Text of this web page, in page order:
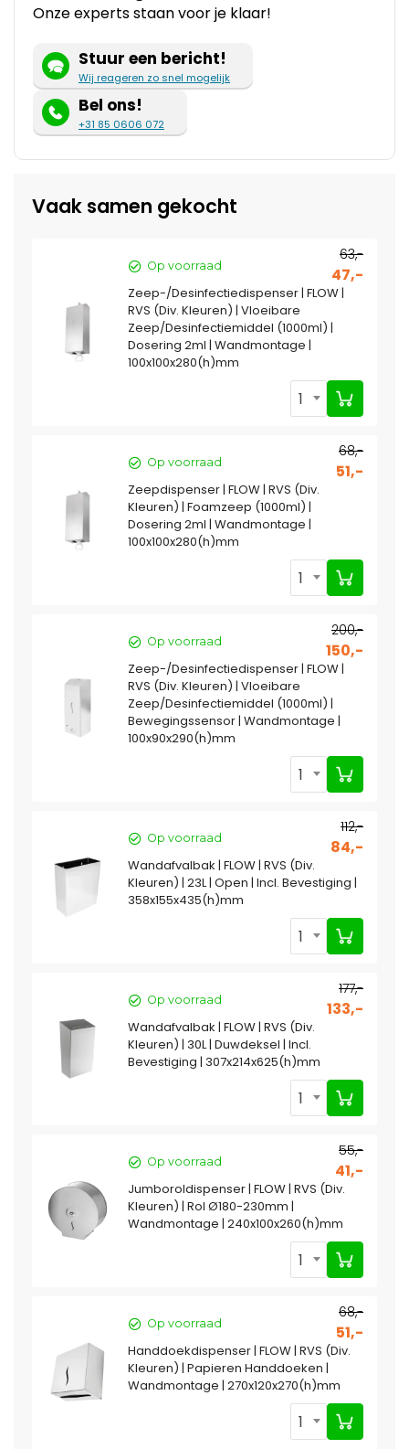
Onze experts staan voor je klaar!
Stuur een bericht!
Wij reageren zo snel mogelijk
Bel ons!
+31 85 0606 072
Vaak samen gekocht
Op voorraad
63,-
47,-
Zeep-/Desinfectiedispenser | FLOW |
RVS (Div. Kleuren) | Vloeibare
Zeep/Desinfectiemiddel (1000ml) |
Dosering 2ml | Wandmontage |
100x100x280(h)mm
1
Op voorraad
68,-
51,-
Zeepdispenser | FLOW | RVS (Div.
Kleuren) | Foamzeep (1000ml) |
Dosering 2ml | Wandmontage |
100x100x280(h)mm
1
Op voorraad
200,-
150,-
Zeep-/Desinfectiedispenser | FLOW |
RVS (Div. Kleuren) | Vloeibare
Zeep/Desinfectiemiddel (1000ml) |
Bewegingssensor | Wandmontage |
100x90x290(h)mm
1
Op voorraad
112,-
84,-
Wandafvalbak | FLOW | RVS (Div.
Kleuren) | 23L | Open | Incl. Bevestiging |
358x155x435(h)mm
1
Op voorraad
177,-
133,-
Wandafvalbak | FLOW | RVS (Div.
Kleuren) | 30L | Duwdeksel | Incl.
Bevestiging | 307x214x625(h)mm
1
Op voorraad
55,-
41,-
Jumboroldispenser | FLOW | RVS (Div.
Kleuren) | Rol Ø180-230mm |
Wandmontage | 240x100x260(h)mm
1
Op voorraad
68,-
51,-
Handdoekdispenser | FLOW | RVS (Div.
Kleuren) | Papieren Handdoeken |
Wandmontage | 270x120x270(h)mm
1